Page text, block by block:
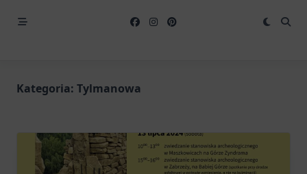
Kategoria: Tylmanowa